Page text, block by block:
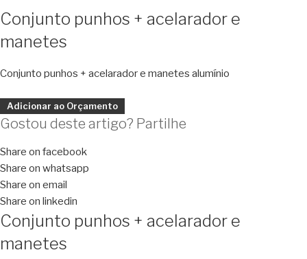
Conjunto punhos + acelarador e
manetes
Conjunto punhos + acelarador e manetes alumínio
Adicionar ao Orçamento
Gostou deste artigo? Partilhe
Share on facebook
Share on whatsapp
Share on email
Share on linkedin
Conjunto punhos + acelarador e
manetes